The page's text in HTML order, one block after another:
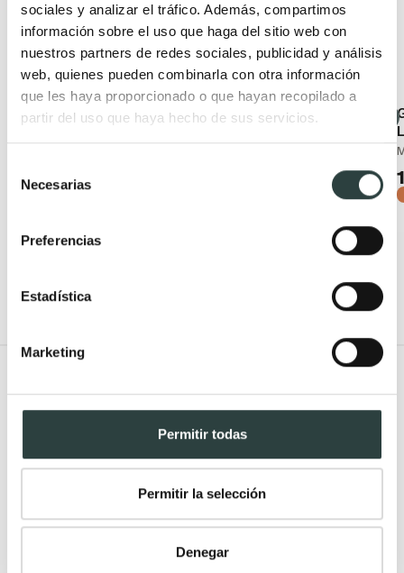
sociales y analizar el tráfico. Además, compartimos
información sobre el uso que haga del sitio web con
nuestros partners de redes sociales, publicidad y análisis
web, quienes pueden combinarla con otra información
que les haya proporcionado o que hayan recopilado a
partir del uso que haya hecho de sus servicios.
Necesarias
Preferencias
Estadística
Marketing
Permitir todas
Permitir la selección
Denegar
Grifo de ducha de
73,00€
Grifo de ducha
Muebles de baño vintage y
Lavabos baratos
Lavabos pequeños
Lavabos a medida